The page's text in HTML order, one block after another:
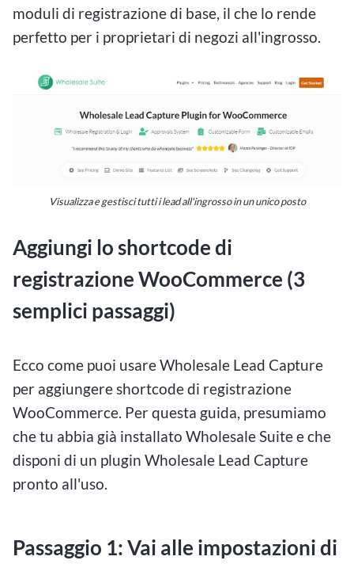
moduli di registrazione di base, il che lo rende
perfetto per i proprietari di negozi all'ingrosso.
Visualizza e gestisci tutti i lead all'ingrosso in un unico posto
Aggiungi lo shortcode di
registrazione WooCommerce (3
semplici passaggi)
Ecco come puoi usare Wholesale Lead Capture
per aggiungere shortcode di registrazione
WooCommerce. Per questa guida, presumiamo
che tu abbia già installato Wholesale Suite e che
disponi di un plugin Wholesale Lead Capture
pronto all'uso.
Passaggio 1: Vai alle impostazioni di